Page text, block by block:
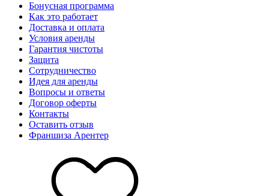
Бонусная программа
Как это работает
Доставка и оплата
Условия аренды
Гарантия чистоты
Защита
Сотрудничество
Идея для аренды
Вопросы и ответы
Договор оферты
Контакты
Оставить отзыв
Франшиза Арентер